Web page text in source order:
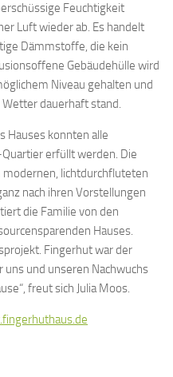
Feuchtigkeit
Luft wieder ab. Es handelt
Dämmstoffe, die kein
Gebäudehülle wird
Niveau gehalten und
Wetter dauerhaft stand.
Hauses konnten alle
erfüllt werden. Die
lichtdurchfluteten
nach ihren Vorstellungen
die Familie von den
Hauses.
Fingerhut war der
und unseren Nachwuchs
freut sich Julia Moos.